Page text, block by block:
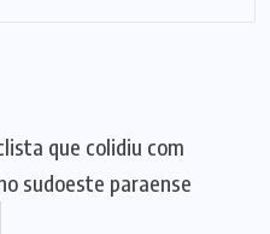
que colidiu com
sudoeste paraense